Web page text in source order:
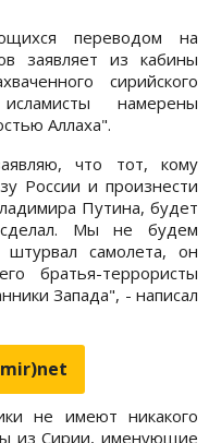
переводом на
заявляет из кабины
сирийского
намерены
Аллаха".
что тот, кому
России и произнести
Путина, будет
Мы не будем
самолета, он
братья-террористы
Запада", - написал
не имеют никакого
из Сирии, именующие